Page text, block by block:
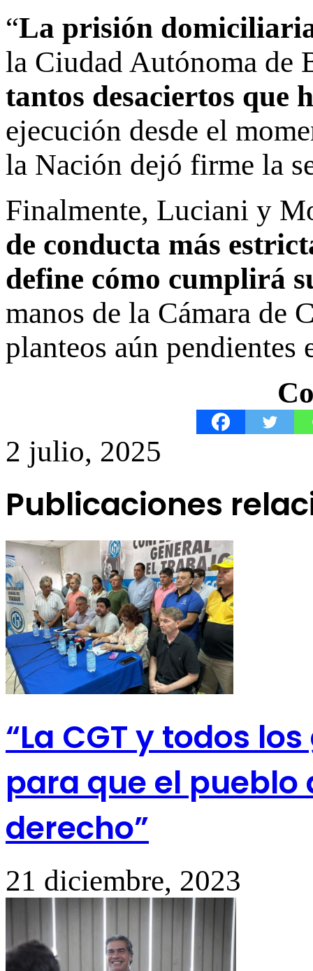
“La prisión domiciliaria
la Ciudad Autónoma de
tantos desaciertos que
ejecución desde el
la Nación dejó firme la
Finalmente, Luciani y
de conducta más
define cómo cumplirá
manos de la Cámara de
planteos aún pendientes
2 julio, 2025
Publicaciones
“La CGT y todos
para que el
derecho”
21 diciembre, 2023